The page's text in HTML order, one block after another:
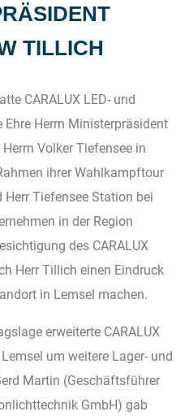
TILLICH
CARALUX LED- und
Herrn Ministerpräsident
Volker Tiefensee in
ihrer Wahlkampftour
Tiefensee Station bei
in der Region
des CARALUX
Herr Tillich einen Eindruck
in Lemsel machen.
erweiterte CARALUX
um weitere Lager- und
Martin (Geschäftsführer
GmbH) gab